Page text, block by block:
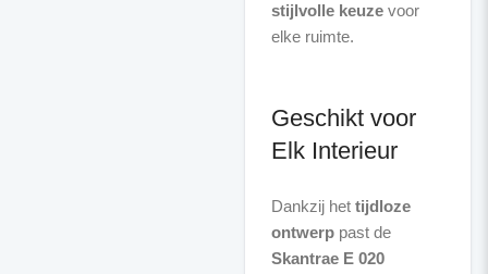
stijlvolle keuzevoor
elke ruimte.
Geschikt voor
Elk Interieur
Dankzij het tijdloze
ontwerppast de
Skantrae E 020